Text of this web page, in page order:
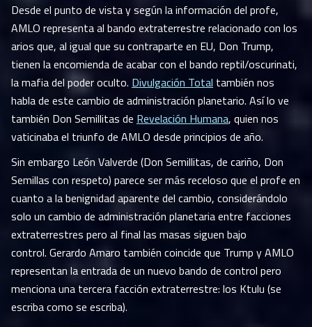
Desde el punto de vista y según la información del profe,
AMLO representa al bando extraterrestre relacionado con los
arios que, al igual que su contraparte en EU, Don Trump,
tienen la encomienda de acabar con el bando reptil/oscurinati,
la mafia del poder oculto. Divulgación Total también nos
habla de este cambio de administración planetario. Así lo ve
también Don Semillitas de Revelación Humana, quien nos
vaticinaba el triunfo de AMLO desde principios de año.
Sin embargo León Valverde (Don Semillitas, de cariño, Don
Semillas con respeto) parece ser más receloso que el profe en
cuanto a la benignidad aparente del cambio, considerándolo
solo un cambio de administración planetaria entre facciones
extraterrestres pero al final las masas siguen bajo
control. Gerardo Amaro también coincide que Trump y AMLO
representan la entrada de un nuevo bando de control pero
menciona una tercera facción extraterrestre: los Ktulu (se
escriba como se escriba).